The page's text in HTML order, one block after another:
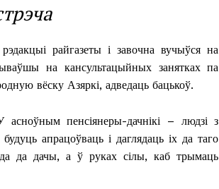
райгазеты і завочна вучыўся на
на кансультацыйных занятках па
вёску Азяркі, адведаць бацькоў.
пенсіянеры-дачнікі – людзі з
апрацоўваць і даглядаць іх да таго
да дачы, а ў руках сілы, каб трымаць